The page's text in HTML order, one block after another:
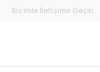
Bizimle İletişime Geçin